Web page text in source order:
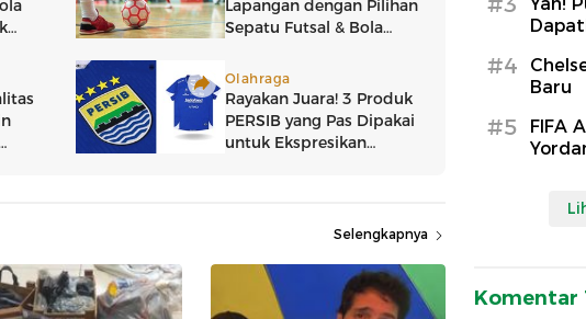
Selengkapnya
#4
Baru
#5
FIFA
Komentar